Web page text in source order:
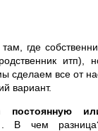
где
итп),
сделаем все от
вариант.
постоянную
. В чем